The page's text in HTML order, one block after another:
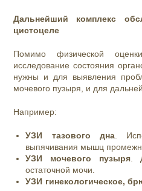
Дальнейший комплекс
цистоцеле
Помимо физической
исследование состояния
нужны и для выявления
мочевого пузыря, и для
Например:
УЗИ тазового дна.
выпячивания мышц
УЗИ мочевого пузыря.
остаточной мочи.
УЗИ гинекологическое,